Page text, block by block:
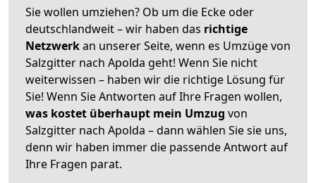
Sie wollen umziehen? Ob um die Ecke oder
deutschlandweit – wir haben das richtige
Netzwerkan unserer Seite, wenn es Umzüge von
Salzgitter nach Apolda geht! Wenn Sie nicht
weiterwissen – haben wir die richtige Lösung für
Sie! Wenn Sie Antworten auf Ihre Fragen wollen,
was kostet überhaupt mein Umzug von
Salzgitter nach Apolda – dann wählen Sie sie uns,
denn wir haben immer die passende Antwort auf
Ihre Fragen parat.